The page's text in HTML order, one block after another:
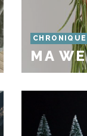
MA